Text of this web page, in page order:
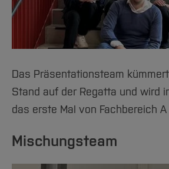
Das Präsentationsteam
Stand auf der Regatta und wird
das erste Mal von Fachbereich
Mischungsteam